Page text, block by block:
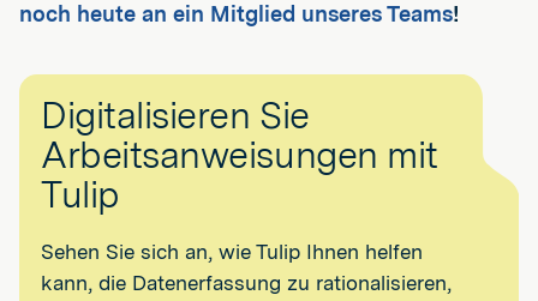
noch heute an ein Mitglied unseres Teams!
Digitalisieren Sie
Arbeitsanweisungen mit
Tulip
Sehen Sie sich an, wie Tulip Ihnen helfen
kann, die Datenerfassung zu rationalisieren,